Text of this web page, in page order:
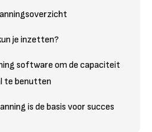
je inzetten?
software om de capaciteit
te benutten
is de basis voor succes